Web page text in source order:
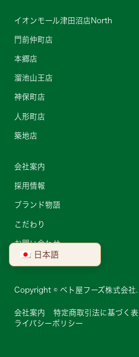
イオンモール津田沼店North
門前仲町店
本郷店
溜池山王店
神保町店
人形町店
築地店
会社案内
採用情報
ブランド物語
こだわり
お問い合わせ
Copyright © ベト屋フーズ株式会
会社案内 特定商取引法に基づく
ライバシーポリシー
日本語